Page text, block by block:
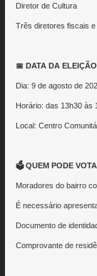
Diretor de Cultura
Três diretores fiscais e
📅 DATA DA
Dia: 9 de agosto de
Horário: das 13h30 às
Local: Centro
🗳 QUEM PODE
Moradores do bairro
É necessário
Documento de
Comprovante de